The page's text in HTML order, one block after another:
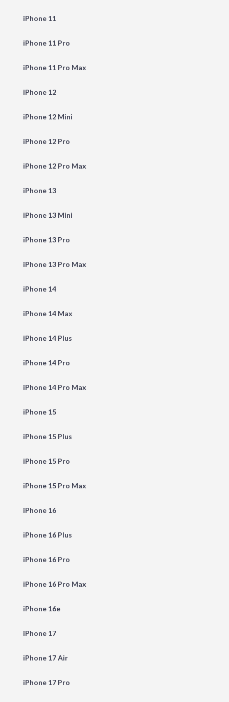
iPhone 11
iPhone 11 Pro
iPhone 11 Pro Max
iPhone 12
iPhone 12 Mini
iPhone 12 Pro
iPhone 12 Pro Max
iPhone 13
iPhone 13 Mini
iPhone 13 Pro
iPhone 13 Pro Max
iPhone 14
iPhone 14 Max
iPhone 14 Plus
iPhone 14 Pro
iPhone 14 Pro Max
iPhone 15
iPhone 15 Plus
iPhone 15 Pro
iPhone 15 Pro Max
iPhone 16
iPhone 16 Plus
iPhone 16 Pro
iPhone 16 Pro Max
iPhone 16e
iPhone 17
iPhone 17 Air
iPhone 17 Pro